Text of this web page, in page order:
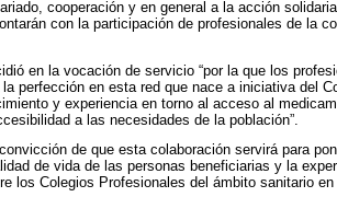
cooperación y en general a la acción
con la participación de profesionales de la
en la vocación de servicio “por la que los
perfección en esta red que nace a iniciativa del
y experiencia en torno al acceso al
a las necesidades de la población”.
de que esta colaboración servirá para
de vida de las personas beneficiarias y la
los Colegios Profesionales del ámbito sanitario